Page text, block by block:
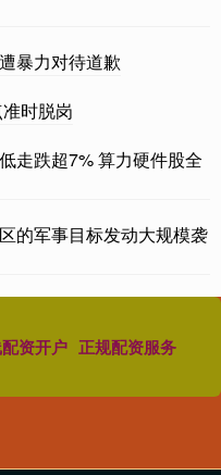
暴力对待道歉
时脱岗
走跌超7% 算力硬件股全
的军事目标发动大规模袭
资开户 正规配资服务